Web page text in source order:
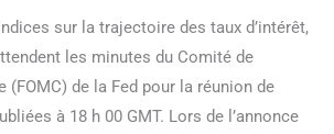
sur la trajectoire des taux d’intérêt,
les minutes du Comité de
de la Fed pour la réunion de
à 18 h 00 GMT. Lors de l’annonce